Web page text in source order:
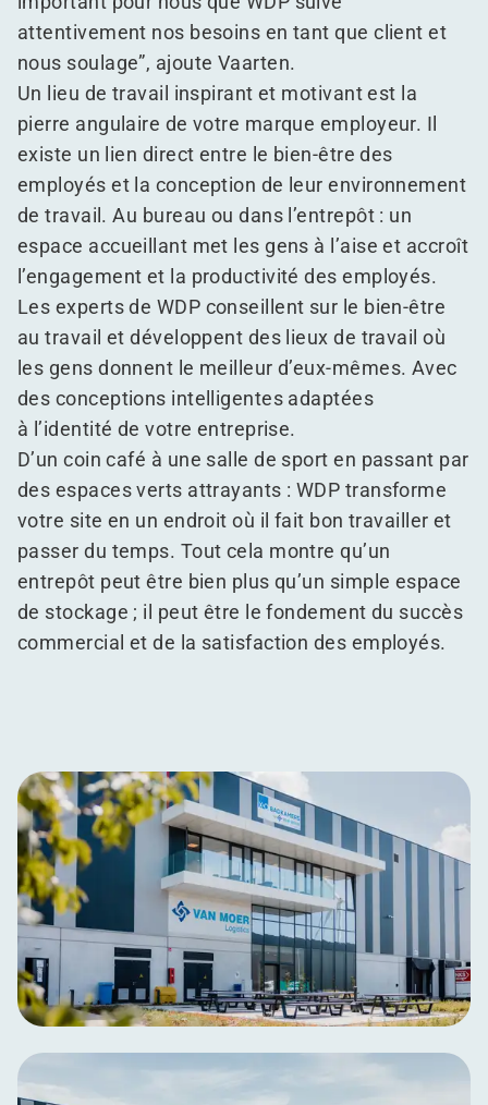
attentivement nos besoins en tant que client et
nous soulage”, ajoute Vaarten.
Un lieu de travail inspirant et motivant est la
pierre angulaire de votre marque employeur. Il
existe un lien direct entre le bien-être des
employés et la conception de leur environnement
de travail. Au bureau ou dans l’entrepôt : un
espace accueillant met les gens à l’aise et accroît
l’engagement et la productivité des employés.
Les experts de WDP conseillent sur le bien-être
au travail et développent des lieux de travail où
les gens donnent le meilleur d’eux-mêmes. Avec
des conceptions intelligentes adaptées
à l’identité de votre entreprise.
D’un coin café à une salle de sport en passant par
des espaces verts attrayants : WDP transforme
votre site en un endroit où il fait bon travailler et
passer du temps. Tout cela montre qu’un
entrepôt peut être bien plus qu’un simple espace
de stockage ; il peut être le fondement du succès
commercial et de la satisfaction des employés.